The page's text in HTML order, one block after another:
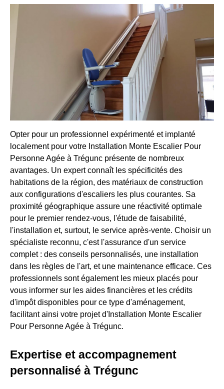
Opter pour un professionnel expérimenté et implanté
localement pour votre Installation Monte Escalier Pour
Personne Agée à Trégunc présente de nombreux
avantages. Un expert connaît les spécificités des
habitations de la région, des matériaux de construction
aux configurations d'escaliers les plus courantes. Sa
proximité géographique assure une réactivité optimale
pour le premier rendez-vous, l'étude de faisabilité,
l'installation et, surtout, le service après-vente. Choisir un
spécialiste reconnu, c'est l'assurance d'un service
complet : des conseils personnalisés, une installation
dans les règles de l'art, et une maintenance efficace. Ces
professionnels sont également les mieux placés pour
vous informer sur les aides financières et les crédits
d'impôt disponibles pour ce type d'aménagement,
facilitant ainsi votre projet d'Installation Monte Escalier
Pour Personne Agée à Trégunc.
Expertise et accompagnement
personnalisé à Trégunc